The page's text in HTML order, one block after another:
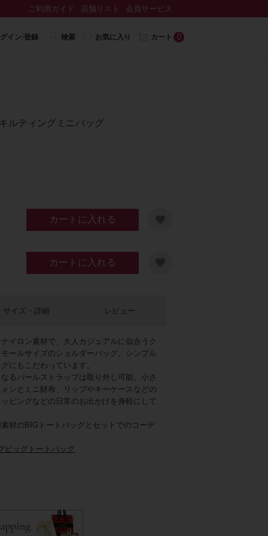
ご利用ガイド 店舗リスト 会員サービス
イン/登録 検索 お気に入り カート 0
ーン
ルティングミニバッグ
カートに入れる
カートに入れる
イロン素材で、大人カジュアルに似合うク
ールサイズのショルダーバッグ。シンプル
にもこだわっています。
るパールストラップは取り外し可能。小さ
ンとミニ財布、リップやキーケースなどの
ピングなどの日常のお出かけを身軽にして
材のBIGトートバッグとセットでのコーデ
ビッグトートバッグ
サイズ・詳細 レビュー